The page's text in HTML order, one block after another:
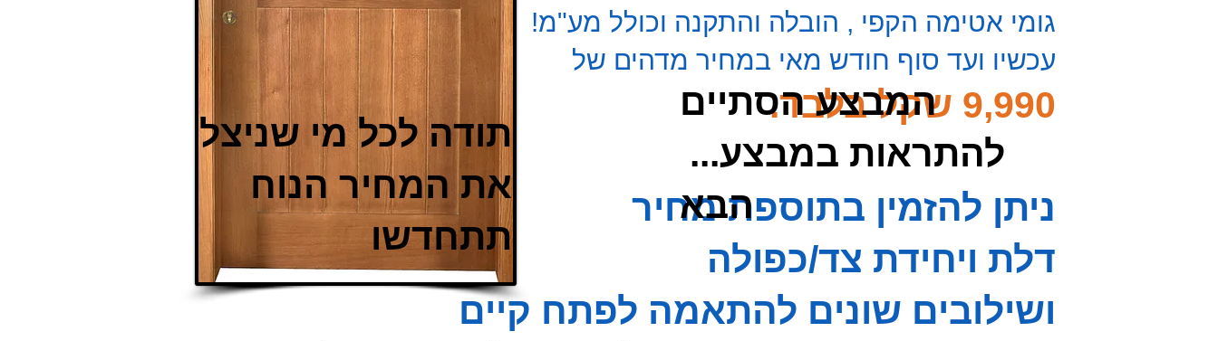
גומי אטימה הקפי , הובלה והתקנה וכולל מע"מ!
עכשיו ועד סוף חודש מאי במחיר מדהים של
9,990 שקל בלבד.
ניתן להזמין בתוספת מחיר
דלת ויחידת צד/כפולה
ושילובים שונים להתאמה לפתח קיים
המבצע הסתיים
...להתראות במבצע
תודה לכל מי שניצל
את המחיר הנוח
תתחדשו